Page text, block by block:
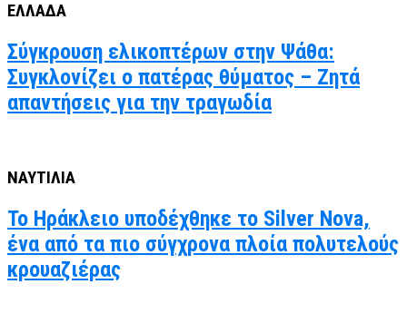
ΕΛΛΑΔΑ
Σύγκρουση ελικοπτέρων στην Ψάθα:
Συγκλονίζει ο πατέρας θύματος – Ζητά
απαντήσεις για την τραγωδία
ΝΑΥΤΙΛΙΑ
Το Ηράκλειο υποδέχθηκε το Silver Nova,
ένα από τα πιο σύγχρονα πλοία πολυτελούς
κρουαζιέρας